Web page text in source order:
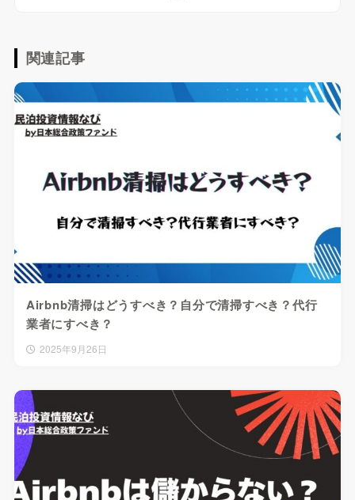
関連記事
Airbnb清掃はどうすべき？自分で清掃すべき？代行
業者にすべき？
2025年9月26日